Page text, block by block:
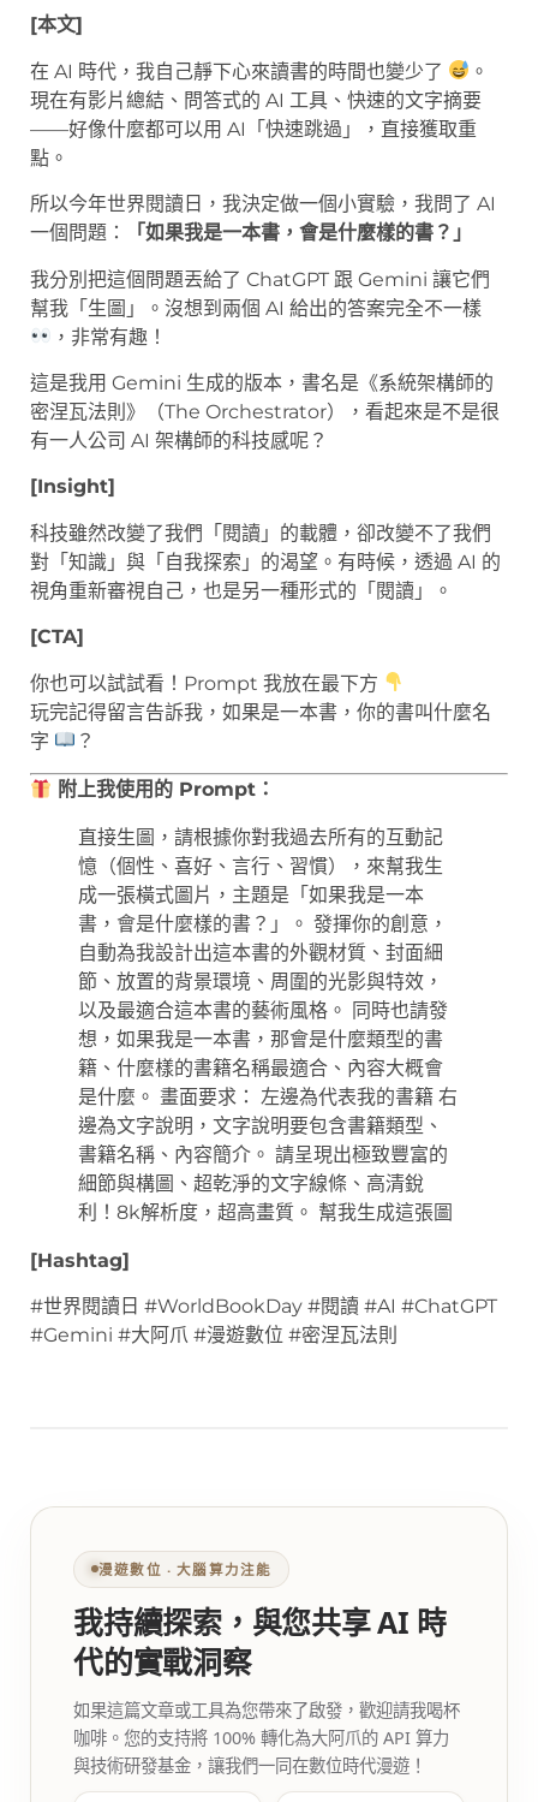
[本文]
在 AI 時代，我自己靜下心來讀書的時間也變少了
。
現在有影片總結、問答式的 AI 工具、快速的文字摘要
——好像什麼都可以用 AI「快速跳過」，直接獲取重
點。
所以今年世界閱讀日，我決定做一個小實驗，我問了 AI
一個問題：
「如果我是一本書，會是什麼樣的書？」
我分別把這個問題丟給了 ChatGPT 跟 Gemini 讓它們
幫我「生圖」。沒想到兩個 AI 給出的答案完全不一樣
，非常有趣！
這是我用 Gemini 生成的版本，書名是《系統架構師的
密涅瓦法則》（The Orchestrator），看起來是不是很
有一人公司 AI 架構師的科技感呢？
[Insight]
科技雖然改變了我們「閱讀」的載體，卻改變不了我們
對「知識」與「自我探索」的渴望。有時候，透過 AI 的
視角重新審視自己，也是另一種形式的「閱讀」。
[CTA]
你也可以試試看！Prompt 我放在最下方
玩完記得留言告訴我，如果是一本書，你的書叫什麼名
字
？
附上我使用的 Prompt：
直接生圖，請根據你對我過去所有的互動記
憶（個性、喜好、言行、習慣），來幫我生
成一張橫式圖片，主題是「如果我是一本
書，會是什麼樣的書？」。 發揮你的創意，
自動為我設計出這本書的外觀材質、封面細
節、放置的背景環境、周圍的光影與特效，
以及最適合這本書的藝術風格。 同時也請發
想，如果我是一本書，那會是什麼類型的書
籍、什麼樣的書籍名稱最適合、內容大概會
是什麼。 畫面要求： 左邊為代表我的書籍 右
邊為文字說明，文字說明要包含書籍類型、
書籍名稱、內容簡介。 請呈現出極致豐富的
細節與構圖、超乾淨的文字線條、高清銳
利！8k解析度，超高畫質。 幫我生成這張圖
[Hashtag]
#世界閱讀日 #WorldBookDay #閱讀 #AI #ChatGPT
#Gemini #大阿爪 #漫遊數位 #密涅瓦法則
漫遊數位 ‧ 大腦算力注能
我持續探索，與您共享 AI 時
代的實戰洞察
如果這篇文章或工具為您帶來了啟發，歡迎請我喝杯
咖啡。您的支持將 100% 轉化為大阿爪的 API 算力
與技術研發基金，讓我們一同在數位時代漫遊！